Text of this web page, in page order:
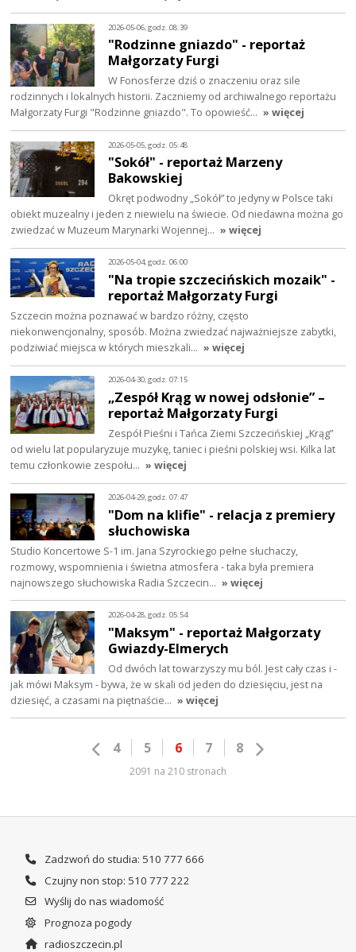
2026-05-06, godz. 08:39
"Rodzinne gniazdo" - reportaż
Małgorzaty Furgi
W Fonosferze dziś o znaczeniu oraz sile
rodzinnych i lokalnych historii. Zaczniemy od archiwalnego reportażu
Małgorzaty Furgi "Rodzinne gniazdo". To opowieść… » więcej
2026-05-05, godz. 05:48
"Sokół" - reportaż Marzeny
Bakowskiej
Okręt podwodny „Sokół” to jedyny w Polsce taki
obiekt muzealny i jeden z niewielu na świecie. Od niedawna można go
zwiedzać w Muzeum Marynarki Wojennej… » więcej
2026-05-04, godz. 06:00
"Na tropie szczecińskich mozaik" -
reportaż Małgorzaty Furgi
Szczecin można poznawać w bardzo różny, często
niekonwencjonalny, sposób. Można zwiedzać najważniejsze zabytki,
podziwiać miejsca w których mieszkali… » więcej
2026-04-30, godz. 07:15
„Zespół Krąg w nowej odsłonie” –
reportaż Małgorzaty Furgi
Zespół Pieśni i Tańca Ziemi Szczecińskiej „Krąg”
od wielu lat popularyzuje muzykę, taniec i pieśni polskiej wsi. Kilka lat
temu członkowie zespołu… » więcej
2026-04-29, godz. 07:47
"Dom na klifie" - relacja z premiery
słuchowiska
Studio Koncertowe S-1 im. Jana Szyrockiego pełne słuchaczy,
rozmowy, wspomnienia i świetna atmosfera - taka była premiera
najnowszego słuchowiska Radia Szczecin… » więcej
2026-04-28, godz. 05:54
"Maksym" - reportaż Małgorzaty
Gwiazdy-Elmerych
Od dwóch lat towarzyszy mu ból. Jest cały czas i -
jak mówi Maksym - bywa, że w skali od jeden do dziesięciu, jest na
dziesięć, a czasami na piętnaście… » więcej
4 5 6 7 8
2091 na 210 stronach
Zadzwoń do studia: 510 777 666
Czujny non stop: 510 777 222
Wyślij do nas wiadomość
Prognoza pogody
radioszczecin.pl